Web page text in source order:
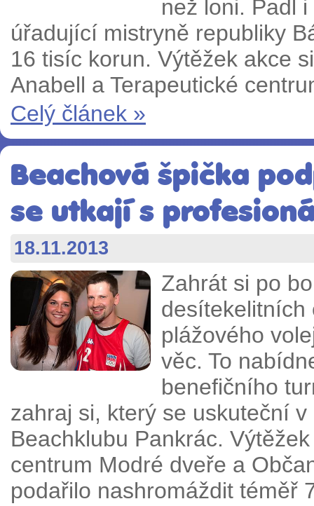
než loni. Padl
úřadující mistryně republiky
16 tisíc korun. Výtěžek akce
Anabell a Terapeutické
Celý článek »
Beachová špička
se utkají s
18.11.2013
Zahrát si po
desítekelitních
plážového
věc. To
benefičního
zahraj si, který se uskuteční
Beachklubu Pankrác.
centrum Modré dveře a
podařilo nashromáždit téměř